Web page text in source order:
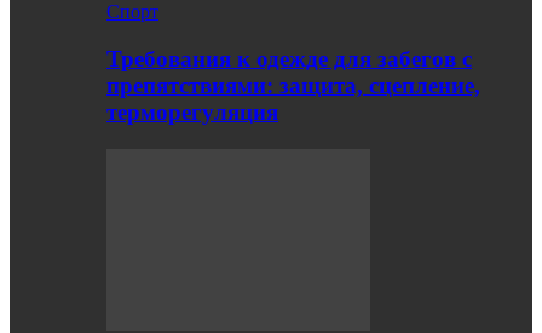
Спорт
Требования к одежде для забегов с
препятствиями: защита, сцепление,
терморегуляция